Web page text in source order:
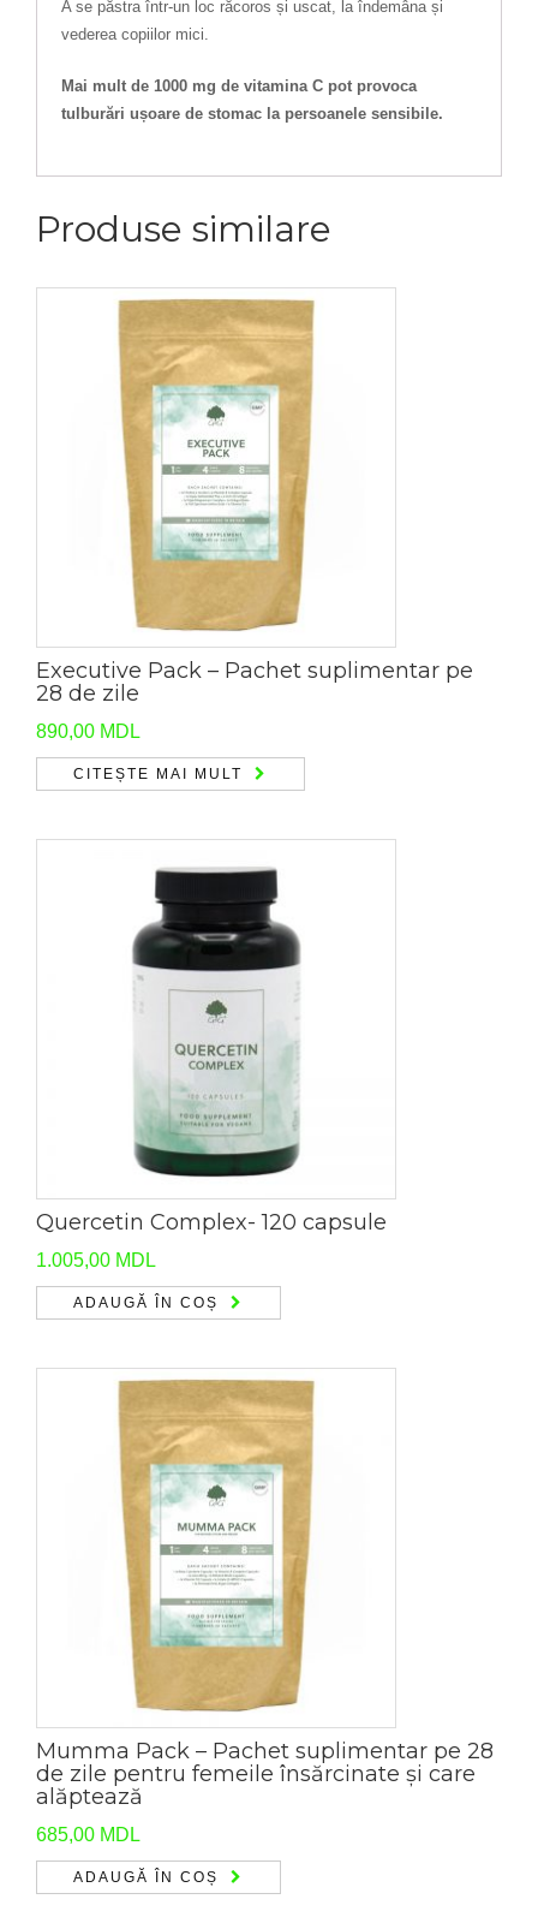
A se păstra într-un loc răcoros și uscat, la îndemâna și
vederea copiilor mici.
Mai mult de 1000 mg de vitamina C pot provoca
tulburări ușoare de stomac la persoanele sensibile.
Produse similare
Executive Pack – Pachet suplimentar pe
28 de zile
890,00 MDL
CITEȘTE MAI MULT
Quercetin Complex- 120 capsule
1.005,00 MDL
ADAUGĂ ÎN COȘ
Mumma Pack – Pachet suplimentar pe 28
de zile pentru femeile însărcinate și care
alăptează
685,00 MDL
ADAUGĂ ÎN COȘ